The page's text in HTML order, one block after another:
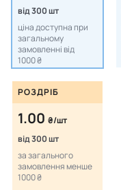
від 300 шт
ціна доступна при
загальному
замовленні від
1000 ₴
РОЗДРІБ
1.00 ₴/шт
від 300 шт
за загального
замовлення менше
1000 ₴